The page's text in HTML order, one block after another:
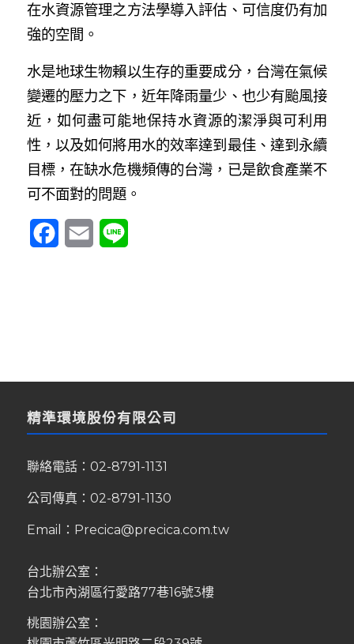
在水資源管理之方法學導入評估、可信度仍有加
強的空間。
水是地球生物賴以生存的重要成分，台灣在氣候
變遷的壓力之下，近年降雨量少、也少有颱風接
近，如何盡可能地保持水資源的潔淨與可利用
性，以及如何將用水的效率達到最佳、達到永續
目標，在缺水危機頻傳的台灣，已是飲食產業不
可不面對的問題。
Facebook
Email
精準環境股份有限公司
聯絡電話： 02-8791-1131
公司傳真：02-8791-1130
Email： Precica@precica.com.tw
台北辦公室：
台北市內湖區行愛路77巷16號3樓
桃園辦公室：